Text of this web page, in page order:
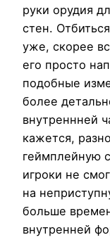
руки орудия
стен.
уже, скорее
его просто
подобные
более
внутреннней
кажется,
геймплейную
игроки не
на
больше
внутренней